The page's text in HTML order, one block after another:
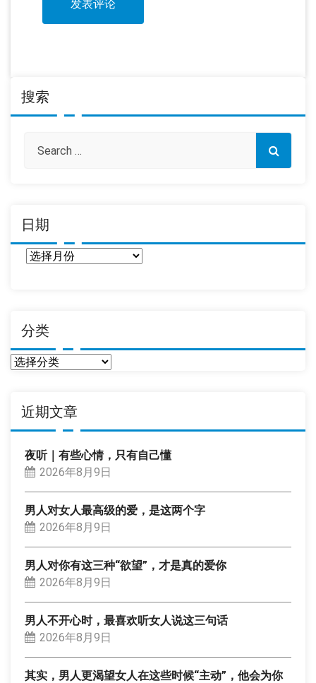
搜索
日期
分类
分
近期文章
夜听｜有些心情，只有自己懂
2026年8月9日
男人对女人最高级的爱，是这两个字
2026年8月9日
男人对你有这三种“欲望”，才是真的爱你
2026年8月9日
男人不开心时，最喜欢听女人说这三句话
2026年8月9日
其实，男人更渴望女人在这些时候“主动”，他会为你